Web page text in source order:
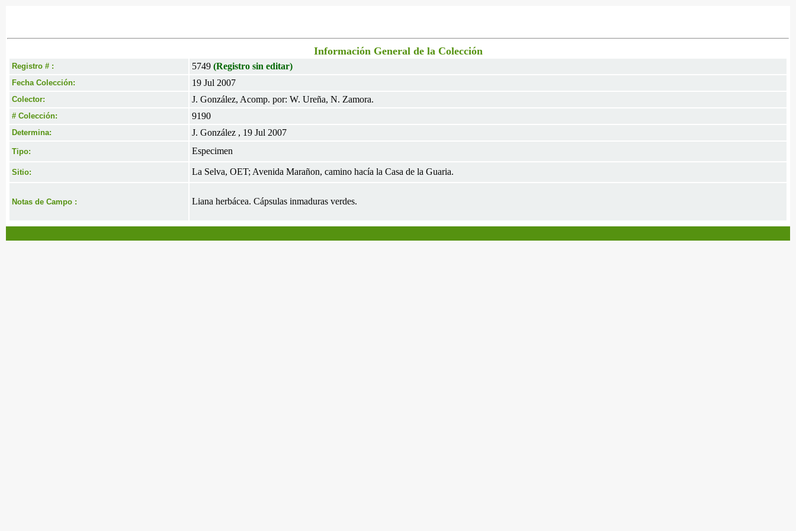
Información General de la Colección
Registro # : 5749 (Registro sin editar)
Fecha Colección: 19 Jul 2007
Colector: J. González, Acomp. por: W. Ureña, N. Zamora.
# Colección: 9190
Determina: J. González , 19 Jul 2007
Tipo: Especimen
Sitio: La Selva, OET; Avenida Marañon, camino hacía la Casa de la Guaria.
Notas de Campo : Liana herbácea. Cápsulas inmaduras verdes.